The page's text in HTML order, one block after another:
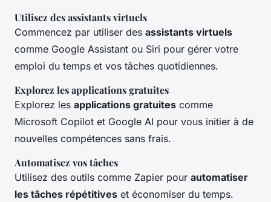
Utilisez des assistants virtuels
Commencez par utiliser des assistants virtuels
comme Google Assistant ou Siri pour gérer votre
emploi du temps et vos tâches quotidiennes.
Explorez les applications gratuites
Explorez les applications gratuites comme
Microsoft Copilot et Google AI pour vous initier à de
nouvelles compétences sans frais.
Automatisez vos tâches
Utilisez des outils comme Zapier pour automatiser
les tâches répétitives et économiser du temps.